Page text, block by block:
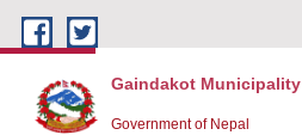
Skip to main content
Gaindakot Municipality
Government of Nepal